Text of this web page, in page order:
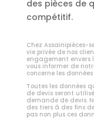
des pièces de
compétitif.
Chez Assainipièces-
vie privée de nos
engagement envers
vous informer de
concerne les
Toutes les données
de devis seront
demande de devis.
des tiers à des fins
pas non plus ces